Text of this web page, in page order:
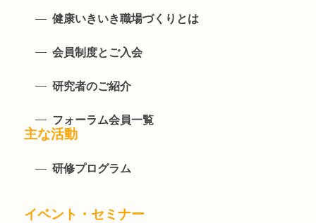
健康いきいき職場づくりとは
会員制度とご入会
研究者のご紹介
フォーラム会員一覧
主な活動
研修プログラム
イベント・セミナー